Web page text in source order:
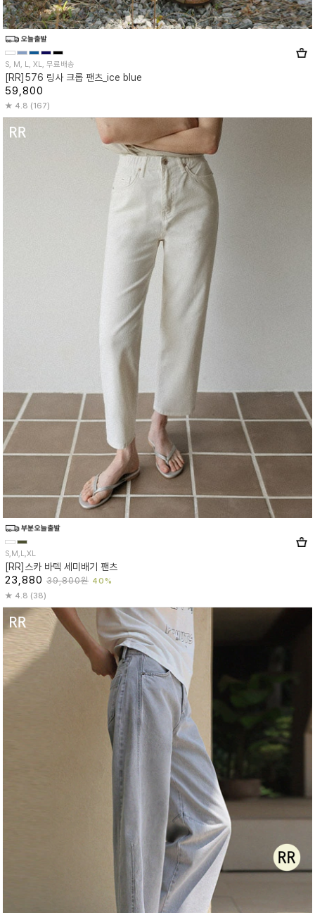
S, M, L, XL, 무료배송
[RR]576 링사 크롭 팬츠_ice blue
59,800
4.8 (167)
S,M,L,XL
[RR]스카 바텍 세미배기 팬츠
23,880 39,800원 40%
4.8 (38)